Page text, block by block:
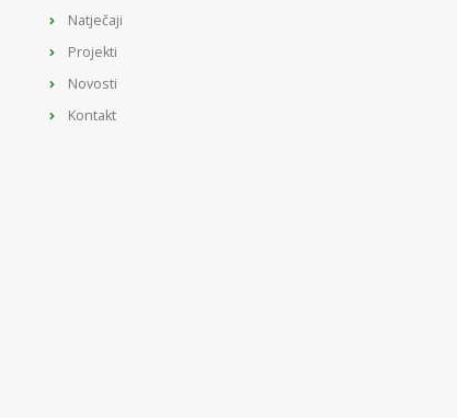
Natječaji
Projekti
Novosti
Kontakt